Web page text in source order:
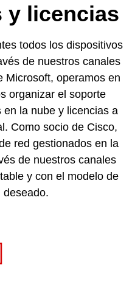
y licencias
todos los dispositivos
de nuestros canales
Microsoft, operamos en
organizar el soporte
la nube y licencias a
Como socio de Cisco,
red gestionados en la
de nuestros canales
y con el modelo de
deseado.